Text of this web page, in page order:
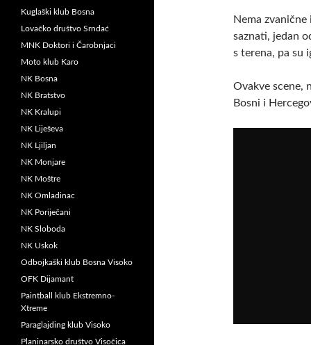
Nema
saznati, jedan
s terena, pa su
Ovakve scene,
Bosni i
Kuglaški klub Bosna
Lovačko društvo Srndać
MNK Doktori i Čarobnjaci
Moto klub Karo
NK Bosna
NK Bratstvo
NK Kralupi
NK Liješeva
NK Ljiljan
NK Monjare
NK Moštre
NK Omladinac
NK Poriječani
NK Sloboda
NK Uskok
Odbojkaški klub Bosna Visoko
OFK Dijamant
Paintball klub Ekstremno-
Xtreme
Paraglajding klub Visoko
Planinarsko društvo Visočica